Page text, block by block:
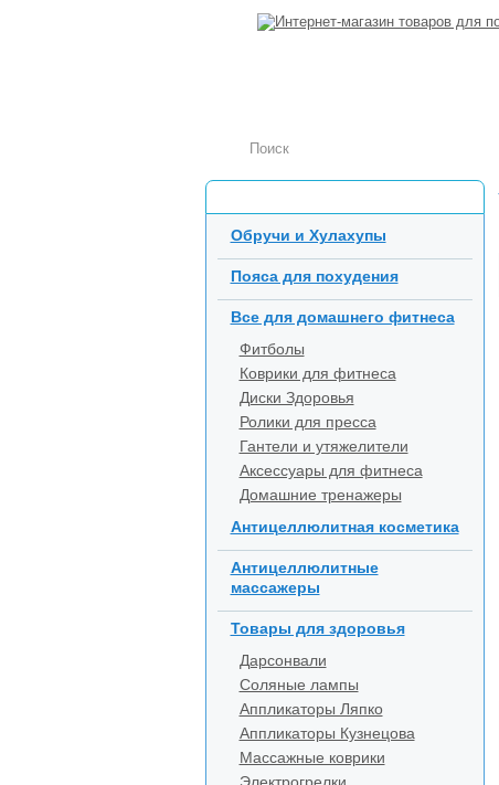
Обручи и Хулахупы
Пояса для похудения
Все для домашнего фитнеса
Фитболы
Коврики для фитнеса
Диски Здоровья
Ролики для пресса
Гантели и утяжелители
Аксессуары для фитнеса
Домашние тренажеры
Антицеллюлитная косметика
Антицеллюлитные
массажеры
Товары для здоровья
Дарсонвали
Соляные лампы
Аппликаторы Ляпко
Аппликаторы Кузнецова
Массажные коврики